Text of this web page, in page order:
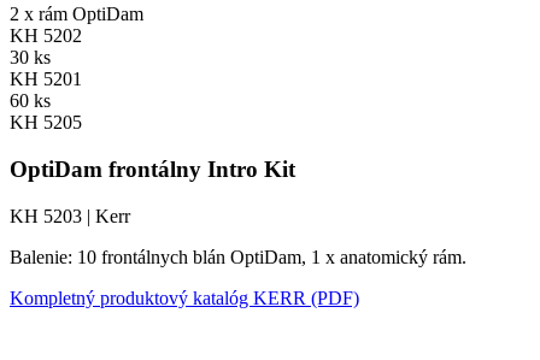
2 x rám OptiDam
KH 5202
30 ks
KH 5201
60 ks
KH 5205
OptiDam frontálny Intro Kit
KH 5203 | Kerr
Balenie: 10 frontálnych blán OptiDam, 1 x anatomický rám.
Kompletný produktový katalóg KERR (PDF)